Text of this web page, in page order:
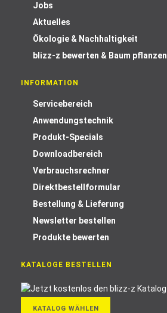
Jobs
Aktuelles
Ökologie & Nachhaltigkeit
blizz-z bewerten & Baum pflanzen
INFORMATION
Servicebereich
Anwendungstechnik
Produkt-Specials
Downloadbereich
Verbrauchsrechner
Direktbestellformular
Bestellung & Lieferung
Newsletter bestellen
Produkte bewerten
KATALOGE BESTELLEN
KATALOG WÄHLEN